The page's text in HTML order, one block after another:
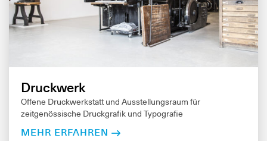
Druckwerk
Offene Druckwerkstatt und Ausstellungsraum für
zeitgenössische Druckgrafik und Typografie
MEHR ERFAHREN